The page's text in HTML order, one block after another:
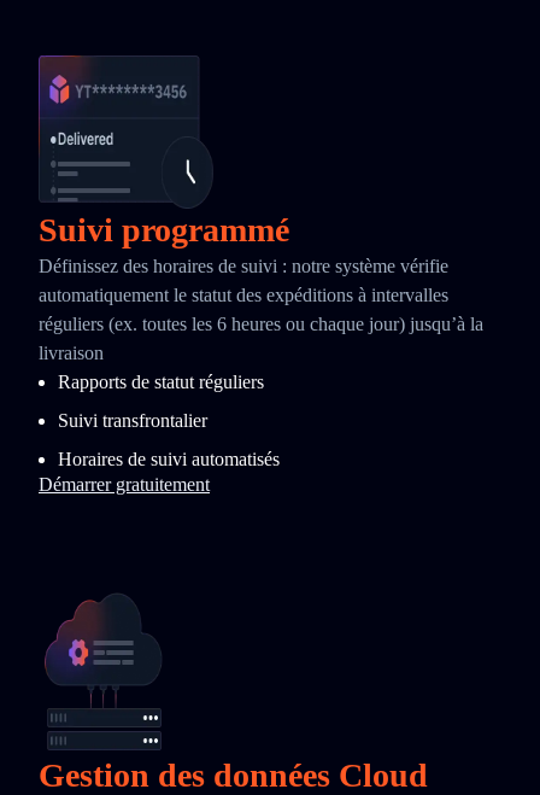
Suivi programmé
Définissez des horaires de suivi : notre système vérifie
automatiquement le statut des expéditions à intervalles
réguliers (ex. toutes les 6 heures ou chaque jour) jusqu’à la
livraison
Rapports de statut réguliers
Suivi transfrontalier
Horaires de suivi automatisés
Démarrer gratuitement
Gestion des données Cloud